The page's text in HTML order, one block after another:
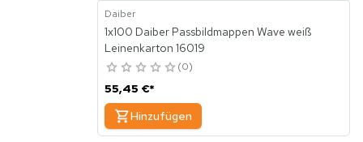
Daiber
1x100 Daiber Passbildmappen Wave weiß
Leinenkarton 16019
0
55,45 €*
Hinzufügen